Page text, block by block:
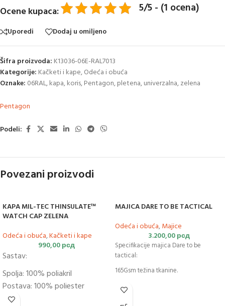
Ocene kupaca: 5/5 - (1 ocena)
Uporedi Dodaj u omiljeno
Šifra proizvoda: K13036-06E-RAL7013
Kategorije: Kačketi i kape,Odeća i obuća
Oznake: 06RAL,kapa,koris,Pentagon,pletena,univerzalna,zelena
Pentagon
Podeli:
Povezani proizvodi
KAPA MIL-TEC THINSULATE™
WATCH CAP ZELENA
Odeća i obuća,Kačketi i kape
990,00рсд
Sastav:
Spolja: 100% poliakril
Postava: 100% poliester
Punjenje: Thinsulate™;
MAJICA DARE TO BE TACTICAL
Odeća i obuća,Majice
3.200,00рсд
Specifikacije majica Dare to be
tactical:
165Gsm težina tkanine.
100% Ring-Spun pamuk.